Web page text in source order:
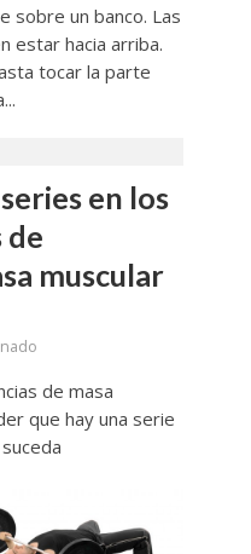
sobre un banco. Las
estar hacia arriba.
tocar la parte
en los
de
muscular
de masa
que hay una serie